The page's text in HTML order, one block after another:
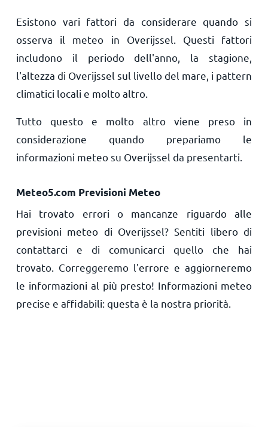
Esistono vari fattori da considerare quando si
osserva il meteo in Overijssel. Questi fattori
includono il periodo dell'anno, la stagione,
l'altezza di Overijssel sul livello del mare, i pattern
climatici locali e molto altro.
Tutto questo e molto altro viene preso in
considerazione quando prepariamo le
informazioni meteo su Overijssel da presentarti.
Meteo5.com Previsioni Meteo
Hai trovato errori o mancanze riguardo alle
previsioni meteo di Overijssel? Sentiti libero di
contattarci e di comunicarci quello che hai
trovato. Correggeremo l'errore e aggiorneremo
le informazioni al più presto! Informazioni meteo
precise e affidabili: questa è la nostra priorità.